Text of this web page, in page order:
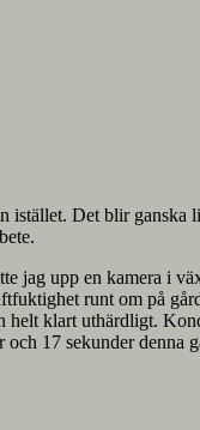
istället. Det blir
jag upp en kamera i
runt om på
klart uthärdligt.
17 sekunder